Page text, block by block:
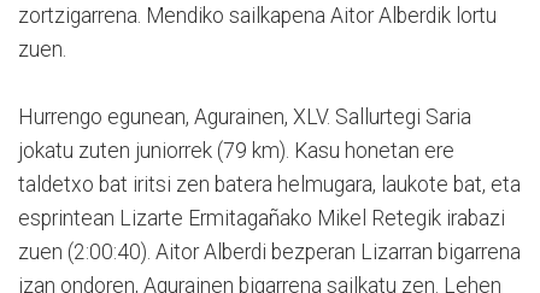
zortzigarrena. Mendiko sailkapena Aitor Alberdik lortu
zuen.
Hurrengo egunean, Agurainen, XLV. Sallurtegi Saria
jokatu zuten juniorrek (79 km). Kasu honetan ere
taldetxo bat iritsi zen batera helmugara, laukote bat, eta
esprintean Lizarte Ermitagañako Mikel Retegik irabazi
zuen (2:00:40). Aitor Alberdi bezperan Lizarran bigarrena
izan ondoren, Agurainen bigarrena sailkatu zen. Lehen